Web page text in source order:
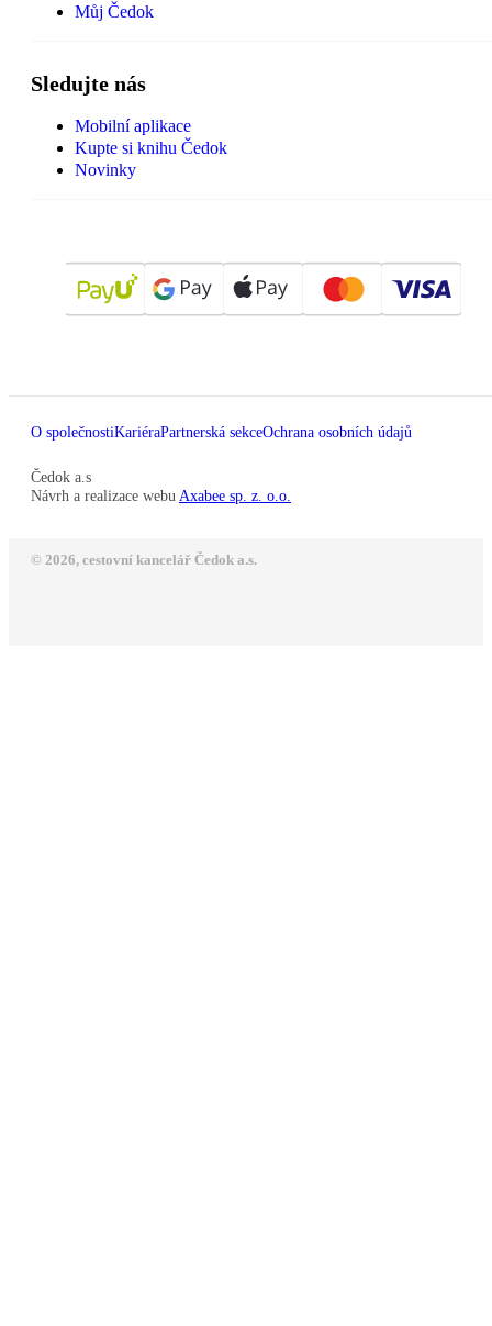
Můj Čedok
Sledujte nás
Mobilní aplikace
Kupte si knihu Čedok
Novinky
O společnostiKariéraPartnerská sekceOchrana osobních údajů
Čedok a.s
Návrh a realizace webu Axabee sp. z. o.o.
© 2026, cestovní kancelář Čedok a.s.